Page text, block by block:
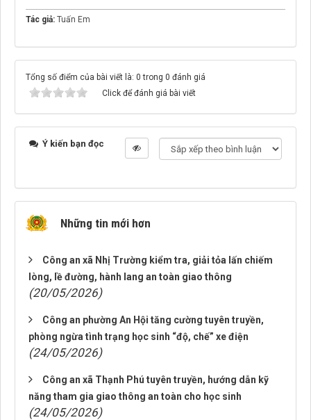
Tác giả: Tuấn Em
Tổng số điểm của bài viết là: 0 trong 0 đánh giá
Click để đánh giá bài viết
Ý kiến bạn đọc
Những tin mới hơn
Công an xã Nhị Trường kiểm tra, giải tỏa lấn chiếm
lòng, lề đường, hành lang an toàn giao thông
(20/05/2026)
Công an phường An Hội tăng cường tuyên truyền,
phòng ngừa tình trạng học sinh “độ, chế” xe điện
(24/05/2026)
Công an xã Thạnh Phú tuyên truyền, hướng dẫn kỹ
năng tham gia giao thông an toàn cho học sinh
(24/05/2026)